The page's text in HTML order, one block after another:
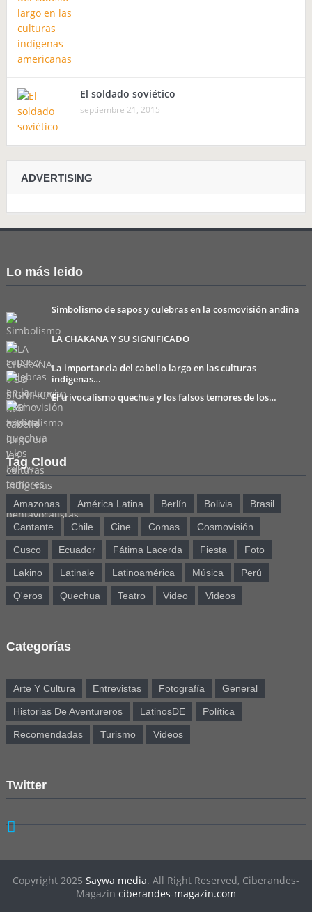
El soldado soviético
septiembre 21, 2015
ADVERTISING
Lo más leido
Simbolismo de sapos y culebras en la cosmovisión andina
LA CHAKANA Y SU SIGNIFICADO
La importancia del cabello largo en las culturas
indígenas…
El trivocalismo quechua y los falsos temores de los…
Tag Cloud
Amazonas América Latina Berlín Bolivia Brasil
Cantante Chile Cine Comas Cosmovisión
Cusco Ecuador Fátima Lacerda Fiesta Foto
Lakino Latinale Latinoamérica Música Perú
Q'eros Quechua Teatro Video Videos
Categorías
Arte Y Cultura Entrevistas Fotografía General
Historias De Aventureros LatinosDE Política
Recomendadas Turismo Videos
Twitter
Copyright 2025 Saywa media. All Right Reserved, Ciberandes-
Magazin ciberandes-magazin.com